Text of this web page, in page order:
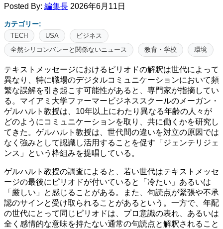
Posted By: 編集長 2026年6月11日
カテゴリー:
TECH USA
ビジネス
全然シリコンバレーと関係ないニュース
教育・学校 環境
テキストメッセージにおけるピリオドの解釈は世代によって
異なり、特に職場のデジタルコミュニケーションにおいて頻
繁な誤解を引き起こす可能性があると、専門家が指摘してい
る。マイアミ大学ファーマービジネススクールのメーガン・
ゲルハルト教授は、10年以上にわたり異なる年齢の人々が
どのようにコミュニケーションを取り、共に働くかを研究し
てきた。ゲルハルト教授は、世代間の違いを対立の原因では
なく強みとして認識し活用することを促す「ジェンテリジェ
ンス」という枠組みを提唱している。
ゲルハルト教授の調査によると、若い世代はテキストメッセ
ージの最後にピリオドが付いていると「冷たい」あるいは
「厳しい」と感じることがある。また、句読点が緊張や不承
認のサインと受け取られることがあるという。一方で、年配
の世代にとって同じピリオドは、プロ意識の表れ、あるいは
全く感情的な意味を持たない通常の句読点と解釈されること